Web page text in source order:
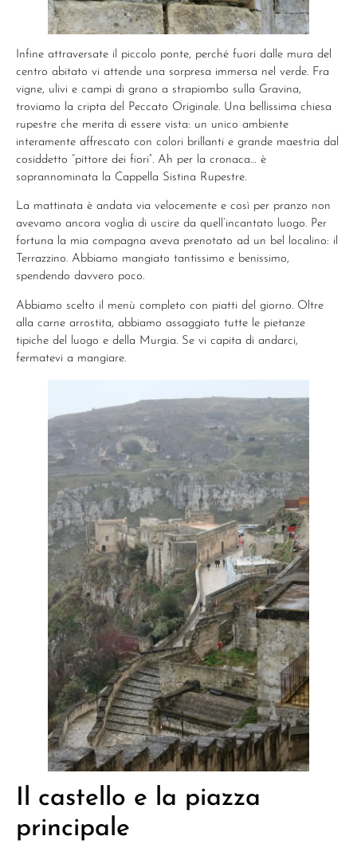
Infine attraversate il piccolo ponte, perché fuori dalle mura del
centro abitato vi attende una sorpresa immersa nel verde. Fra
vigne, ulivi e campi di grano a strapiombo sulla Gravina,
troviamo la cripta del Peccato Originale. Una bellissima chiesa
rupestre che merita di essere vista: un unico ambiente
interamente affrescato con colori brillanti e grande maestria dal
cosiddetto “pittore dei fiori”. Ah per la cronaca… è
soprannominata la Cappella Sistina Rupestre.
La mattinata è andata via velocemente e così per pranzo non
avevamo ancora voglia di uscire da quell’incantato luogo. Per
fortuna la mia compagna aveva prenotato ad un bel localino: il
Terrazzino. Abbiamo mangiato tantissimo e benissimo,
spendendo davvero poco.
Abbiamo scelto il menù completo con piatti del giorno. Oltre
alla carne arrostita, abbiamo assaggiato tutte le pietanze
tipiche del luogo e della Murgia. Se vi capita di andarci,
fermatevi a mangiare.
Il castello e la piazza
principale